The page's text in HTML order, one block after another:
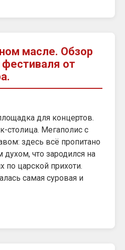
масле. Обзор
от
для концертов.
столица. Мегаполис с
здесь всё пропитано
что зародился на
по царской прихоти.
самая суровая и